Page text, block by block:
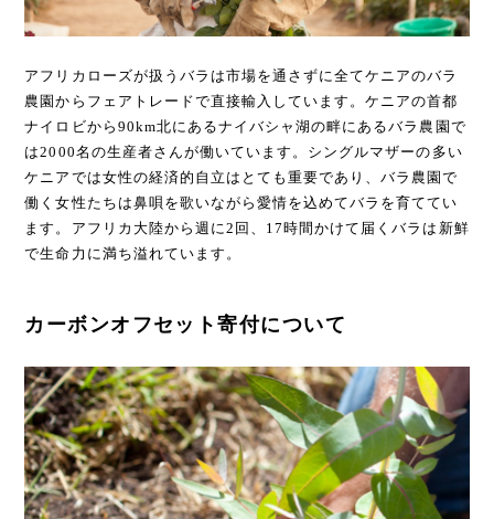
アフリカローズが扱うバラは市場を通さずに全てケニアのバラ
農園からフェアトレードで直接輸入しています。ケニアの首都
ナイロビから90km北にあるナイバシャ湖の畔にあるバラ農園で
は2000名の生産者さんが働いています。シングルマザーの多い
ケニアでは女性の経済的自立はとても重要であり、バラ農園で
働く女性たちは鼻唄を歌いながら愛情を込めてバラを育ててい
ます。アフリカ大陸から週に2回、17時間かけて届くバラは新鮮
で生命力に満ち溢れています。
カーボンオフセット寄付について